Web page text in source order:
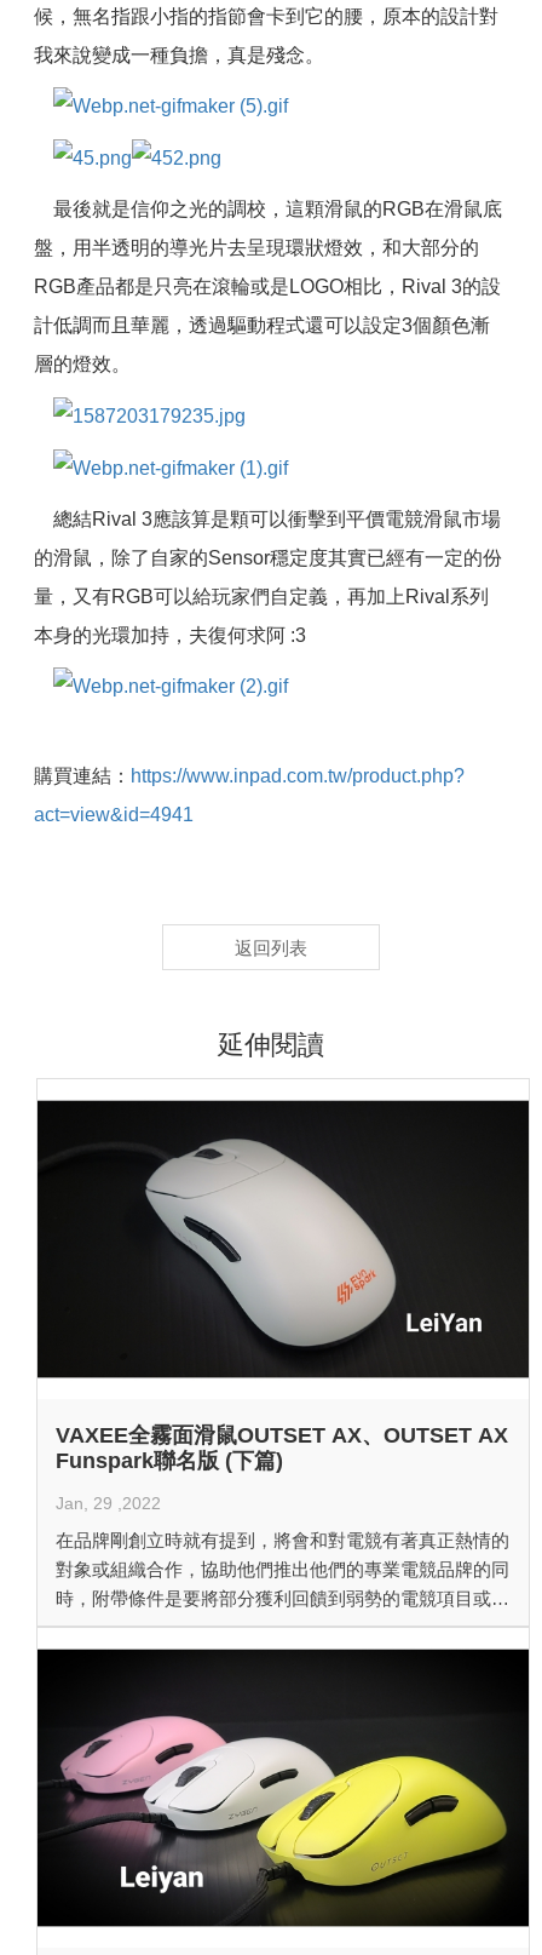
候，無名指跟小指的指節會卡到它的腰，原本的設計對
我來說變成一種負擔，真是殘念。
最後就是信仰之光的調校，這顆滑鼠的RGB在滑鼠底
盤，用半透明的導光片去呈現環狀燈效，和大部分的
RGB產品都是只亮在滾輪或是LOGO相比，Rival 3的設
計低調而且華麗，透過驅動程式還可以設定3個顏色漸
層的燈效。
總結Rival 3應該算是顆可以衝擊到平價電競滑鼠市場
的滑鼠，除了自家的Sensor穩定度其實已經有一定的份
量，又有RGB可以給玩家們自定義，再加上Rival系列
本身的光環加持，夫復何求阿 :3
購買連結： https://www.inpad.com.tw/product.php?
act=view&id=4941
返回列表
延伸閱讀
VAXEE全霧面滑鼠OUTSET AX、OUTSET AX
Funspark聯名版 (下篇)
Jan, 29 ,2022
在品牌剛創立時就有提到，將會和對電競有著真正熱情的
對象或組織合作，協助他們推出他們的專業電競品牌的同
時，附帶條件是要將部分獲利回饋到弱勢的電競項目或區
域，目前他們的滑鼠就是與前CS明星noppo以及alex合作